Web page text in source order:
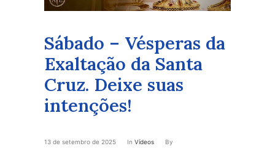
Sábado – Vésperas da
Exaltação da Santa
Cruz. Deixe suas
intenções!
13 de setembro de 2025 In Vídeos By